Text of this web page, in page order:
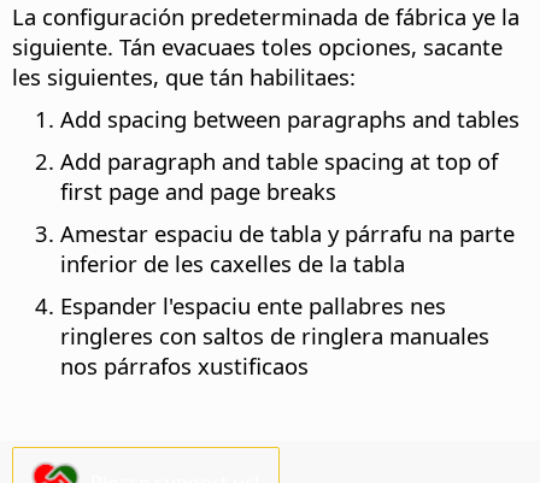
La configuración predeterminada de fábrica ye la
siguiente. Tán evacuaes toles opciones, sacante
les siguientes, que tán habilitaes:
Add spacing between paragraphs and tables
Add paragraph and table spacing at top of
first page and page breaks
Amestar espaciu de tabla y párrafu na parte
inferior de les caxelles de la tabla
Espander l'espaciu ente pallabres nes
ringleres con saltos de ringlera manuales
nos párrafos xustificaos